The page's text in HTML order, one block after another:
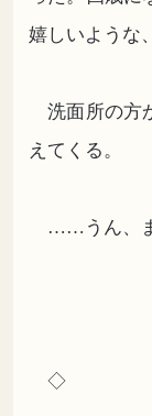
嬉しいような
洗面所の方
えてくる。
……うん、ま
◇